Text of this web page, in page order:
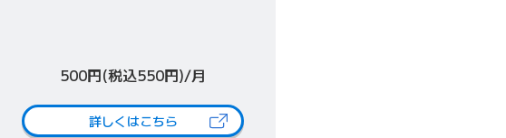
500円(税込550円)/月
詳しくはこちら（新しいタブで開きます）